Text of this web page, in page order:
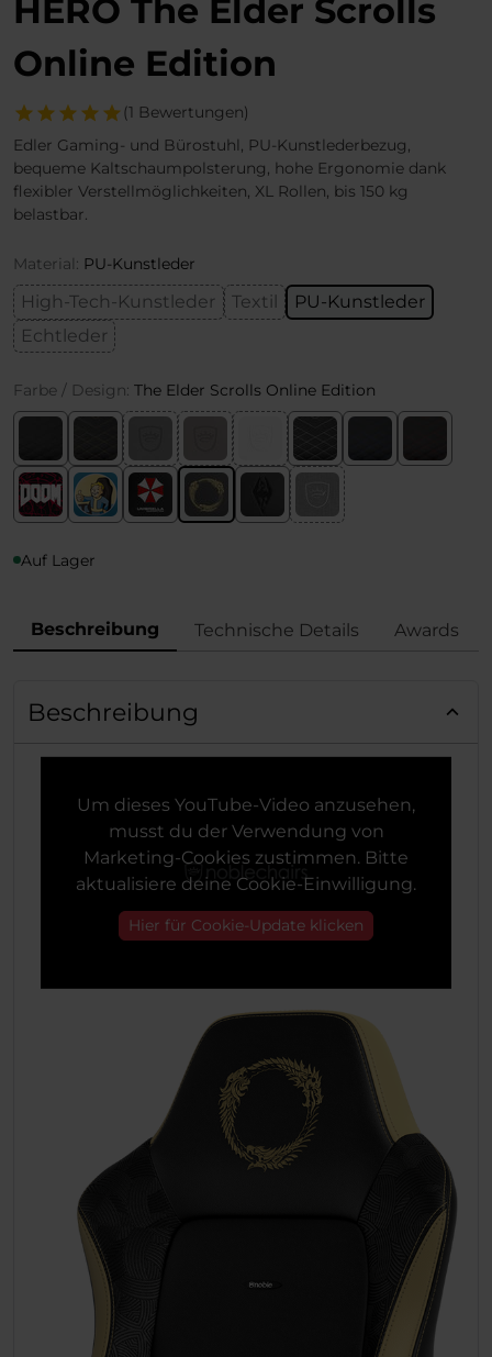
HERO The Elder Scrolls
Online Edition
(1 Bewertungen)
Edler Gaming- und Bürostuhl, PU-Kunstlederbezug,
bequeme Kaltschaumpolsterung, hohe Ergonomie dank
flexibler Verstellmöglichkeiten, XL Rollen, bis 150 kg
belastbar.
Material: PU-Kunstleder
High-Tech-Kunstleder Textil
PU-Kunstleder
Echtleder
Farbe / Design: The Elder Scrolls Online Edition
Auf Lager
Beschreibung Technische Details Awards
Beschreibung
Um dieses YouTube-Video anzusehen,
musst du der Verwendung von
Marketing-Cookies zustimmen. Bitte
aktualisiere deine Cookie-Einwilligung.
Hier für Cookie-Update klicken